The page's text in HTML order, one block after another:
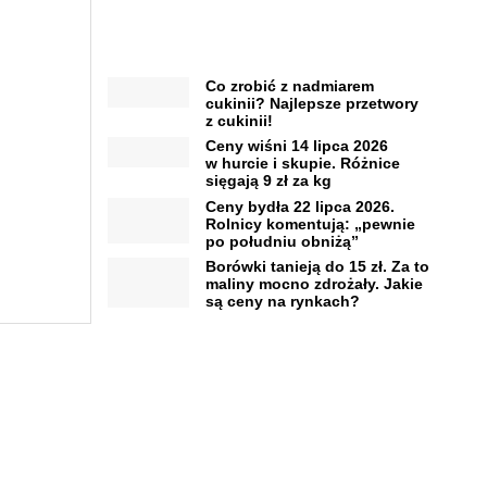
Co zrobić z nadmiarem
cukinii? Najlepsze przetwory
z cukinii!
Ceny wiśni 14 lipca 2026
w hurcie i skupie. Różnice
sięgają 9 zł za kg
Ceny bydła 22 lipca 2026.
Rolnicy komentują: „pewnie
po południu obniżą”
Borówki tanieją do 15 zł. Za to
maliny mocno zdrożały. Jakie
są ceny na rynkach?